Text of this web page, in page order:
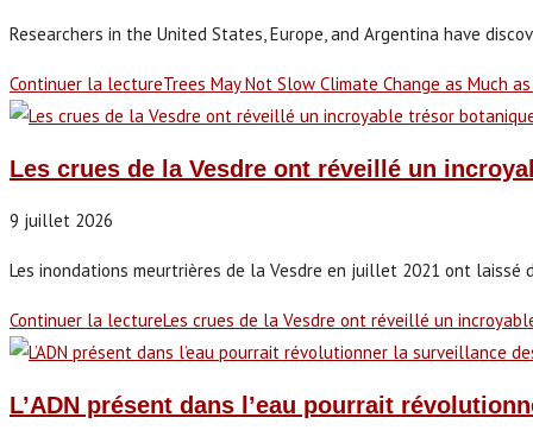
Researchers in the United States, Europe, and Argentina have
Continuer la lectureTrees May Not Slow Climate Change as Much
Les crues de la Vesdre ont réveillé un
9 juillet 2026
Les inondations meurtrières de la Vesdre en juillet 2021 ont
Continuer la lectureLes crues de la Vesdre ont réveillé un
L’ADN présent dans l’eau pourrait